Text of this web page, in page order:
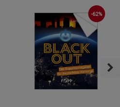
-62%